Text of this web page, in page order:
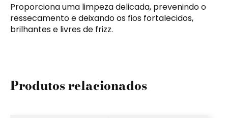
Proporciona uma limpeza delicada, prevenindo o
ressecamento e deixando os fios fortalecidos,
brilhantes e livres de frizz.
Produtos relacionados